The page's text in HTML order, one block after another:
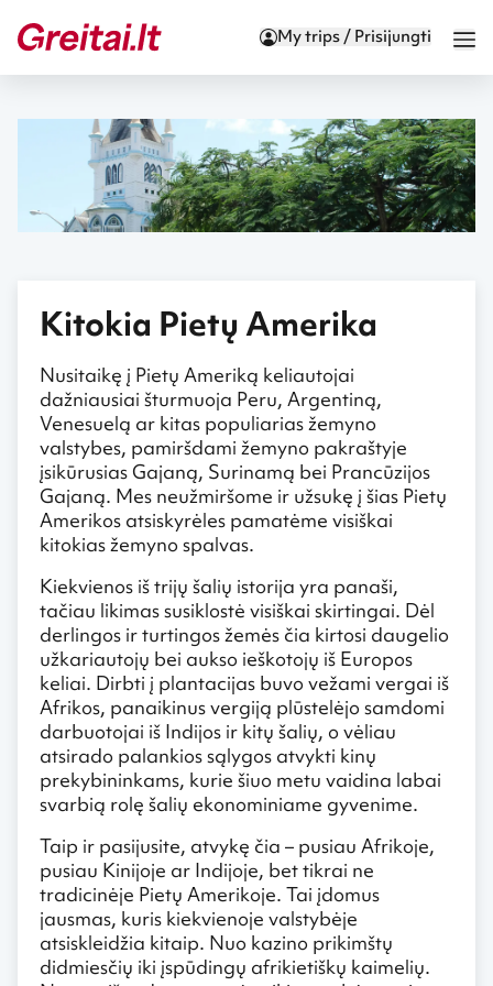
My trips / Prisijungti
Kitokia Pietų Amerika
Nusitaikę į Pietų Ameriką keliautojai
dažniausiai šturmuoja Peru, Argentiną,
Venesuelą ar kitas populiarias žemyno
valstybes, pamiršdami žemyno pakraštyje
įsikūrusias Gajaną, Surinamą bei Prancūzijos
Gajaną. Mes neužmiršome ir užsukę į šias Pietų
Amerikos atsiskyrėles pamatėme visiškai
kitokias žemyno spalvas.
Kiekvienos iš trijų šalių istorija yra panaši,
tačiau likimas susiklostė visiškai skirtingai. Dėl
derlingos ir turtingos žemės čia kirtosi daugelio
užkariautojų bei aukso ieškotojų iš Europos
keliai. Dirbti į plantacijas buvo vežami vergai iš
Afrikos, panaikinus vergiją plūstelėjo samdomi
darbuotojai iš Indijos ir kitų šalių, o vėliau
atsirado palankios sąlygos atvykti kinų
prekybininkams, kurie šiuo metu vaidina labai
svarbią rolę šalių ekonominiame gyvenime.
Taip ir pasijusite, atvykę čia – pusiau Afrikoje,
pusiau Kinijoje ar Indijoje, bet tikrai ne
tradicinėje Pietų Amerikoje. Tai įdomus
jausmas, kuris kiekvienoje valstybėje
atsiskleidžia kitaip. Nuo kazino prikimštų
didmiesčių iki įspūdingų afrikietiškų kaimelių.